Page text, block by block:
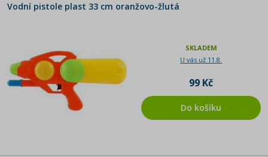
Vodní pistole plast 33 cm oranžovo-žlutá
SKLADEM
U vás už 11.8.
99 Kč
Do košíku